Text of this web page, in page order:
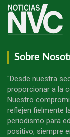
Sobre
"Desde nuestra
proporcionar a la
Nuestro
reflejen fielmente
periodismo para
positivo, siempre